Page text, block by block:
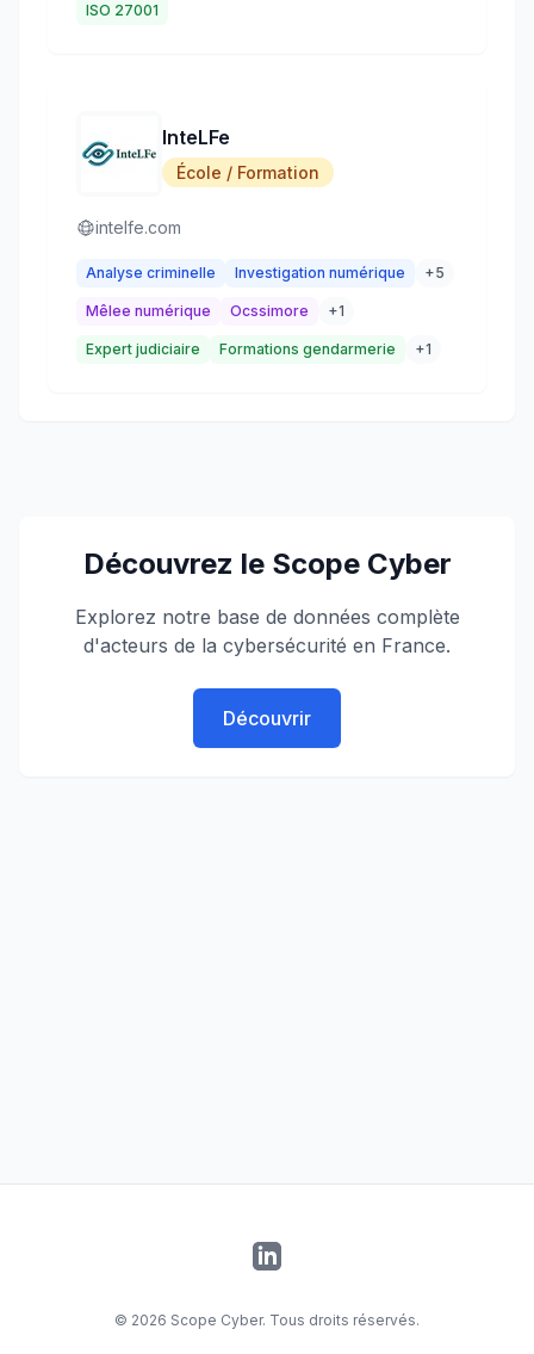
ISO 27001
InteLFe
École / Formation
intelfe.com
Analyse criminelle Investigation numérique +5
Mêlee numérique Ocssimore +1
Expert judiciaire Formations gendarmerie +1
Découvrez le Scope Cyber
Explorez notre base de données complète
d'acteurs de la cybersécurité en France.
Découvrir
LinkedIn
© 2026 Scope Cyber. Tous droits réservés.